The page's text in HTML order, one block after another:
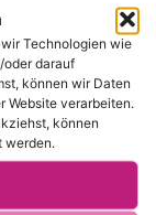
Technologien wie
oder darauf
können wir Daten
Website verarbeiten.
können
werden.